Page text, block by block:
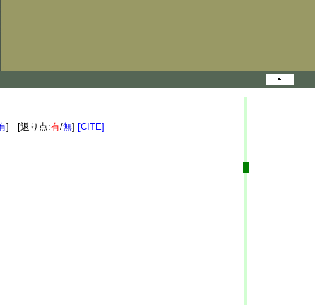
] [返り点:有/無] [CITE]